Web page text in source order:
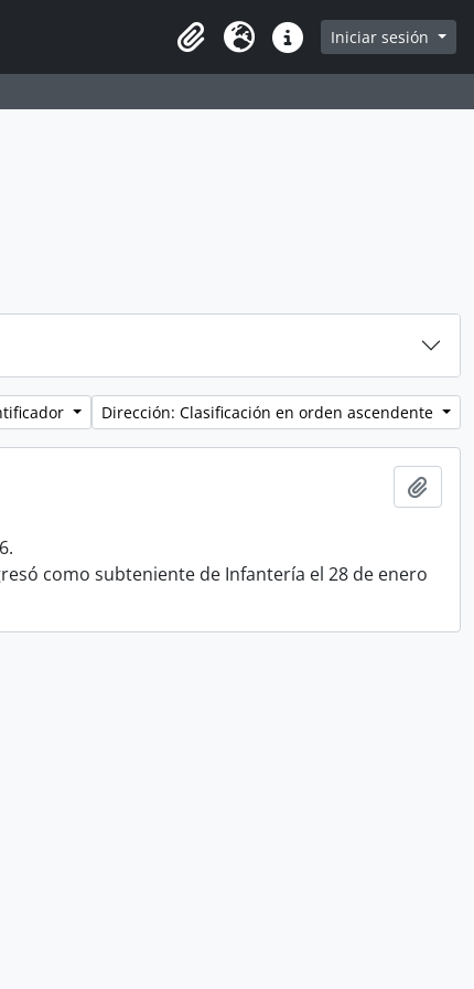
Portapapeles
Idioma Enlaces rápidos
Iniciar sesión
Dirección: Clasificación en orden ascendente
como subteniente de Infantería el 28 de enero